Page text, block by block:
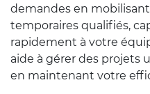
demandes en
temporaires qualifiés,
rapidement à votre
aide à gérer des projets
en maintenant votre